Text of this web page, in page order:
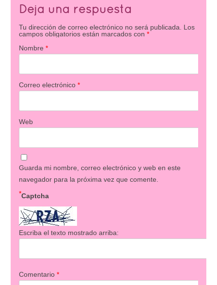
Deja una respuesta
Tu dirección de correo electrónico no será publicada.
Los
campos obligatorios están marcados con *
Nombre *
Correo electrónico *
Web
Guarda mi nombre, correo electrónico y web en este
navegador para la próxima vez que comente.
Captcha
*
Escriba el texto mostrado arriba:
Comentario *